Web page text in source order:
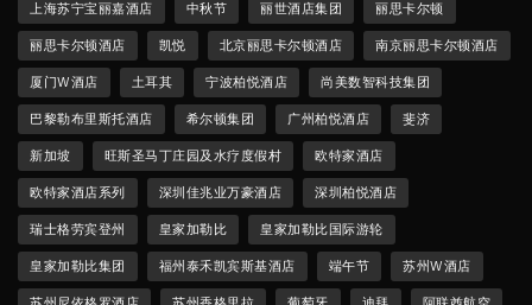
上海苏宁宝丽嘉酒店 中秋节 丽世酒店集团 丽思卡尔顿
丽思卡尔顿酒店 凯悦 北京丽思卡尔顿酒店 南京丽思卡尔顿酒店
厦门W酒店 土耳其 宁波柏悦酒店 尚美数智科技集团
巴黎勒布里斯托酒店 希尔顿集团 广州柏悦酒店 斐济
新加坡 旺斯圣马丁庄园及水疗度假村 欧特家酒店
欧特家酒店系列 深圳佳兆业万豪酒店 深圳柏悦酒店
瑞士格劳宾登州 皇家加勒比 皇家加勒比国际游轮
皇家加勒比集团 福州泰禾凯宾斯基酒店 端午节 苏州W酒店